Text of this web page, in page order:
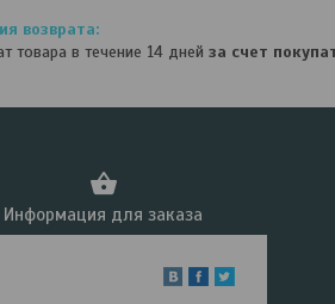
товара в течение 14 днейза счет
Информация для заказа